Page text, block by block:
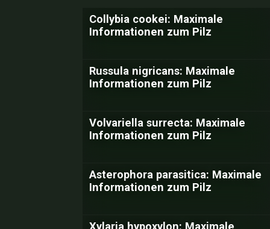
Collybia cookei: Maximale
Informationen zum Pilz
Russula nigricans: Maximale
Informationen zum Pilz
Volvariella surrecta: Maximale
Informationen zum Pilz
Asterophora parasitica: Maximale
Informationen zum Pilz
Xylaria hypoxylon: Maximale